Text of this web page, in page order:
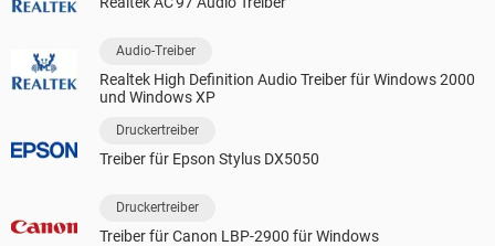
Audio-Treiber
Realtek High Definition Audio Treiber für Windows 2000
und Windows XP
Druckertreiber
Treiber für Epson Stylus DX5050
Druckertreiber
Treiber für Canon LBP-2900 für Windows